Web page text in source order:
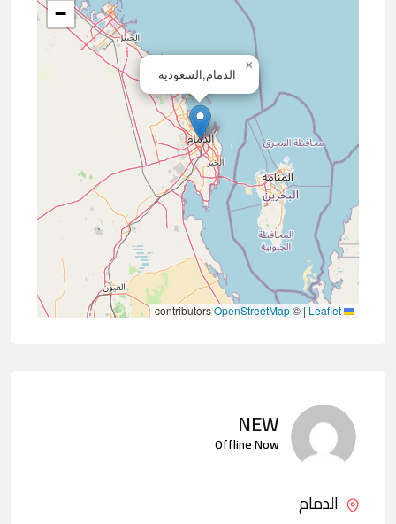
الدمام,السعودية
×
−
Leaflet
|
©
OpenStreetMap
NEW
Offline Now
الدمام